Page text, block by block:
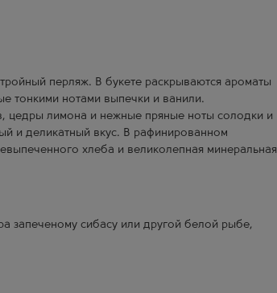
перляж. В букете раскрываются ароматы
тонкими нотами выпечки и ванили.
цедры лимона и нежные пряные ноты солодки и
и деликатный вкус. В рафинированном
хлеба и великолепная минеральная
запеченому сибасу или другой белой рыбе,